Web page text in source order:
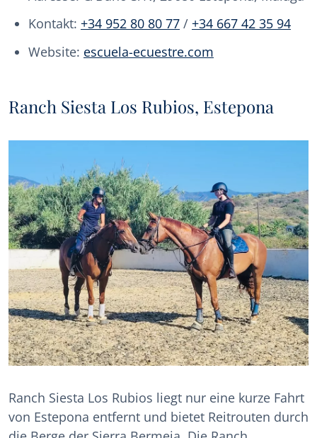
Kontakt: +34 952 80 80 77 / +34 667 42 35 94
Website: escuela-ecuestre.com
Ranch Siesta Los Rubios, Estepona
Ranch Siesta Los Rubios liegt nur eine kurze Fahrt
von Estepona entfernt und bietet Reitrouten durch